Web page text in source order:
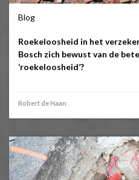
Blog
Roekeloosheid in het
Bosch zich bewust van de
‘roekeloosheid’?
Robert de Haan